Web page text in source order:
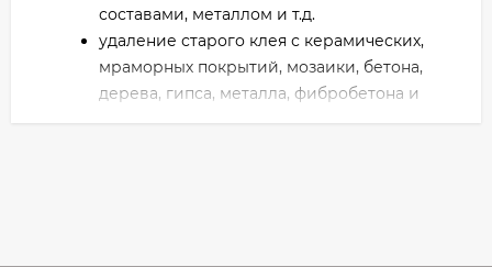
составами, металлом и т.д.
удаление старого клея с керамических,
мраморных покрытий, мозаики, бетона,
дерева, гипса, металла, фибробетона и